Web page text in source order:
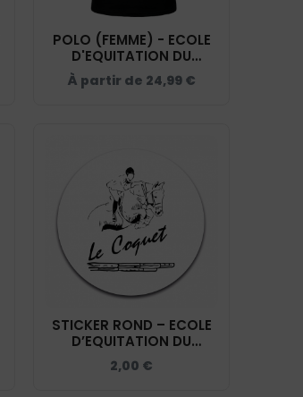
POLO (FEMME) - ECOLE
D'EQUITATION DU
COQUET - BCI1F
À partir de 24,99 €
STICKER ROND – ECOLE
D’EQUITATION DU
COQUET – STI001
2,00 €